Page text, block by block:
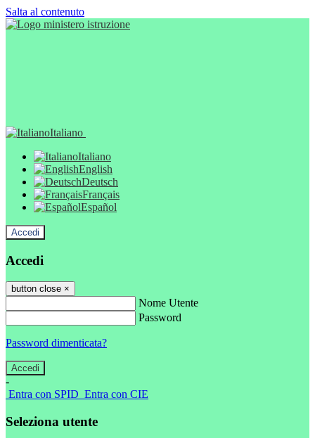
Salta al contenuto
Italiano
Italiano
English
Deutsch
Français
Español
Accedi
Accedi
button close ×
Nome Utente
Password
Password dimenticata?
-
Entra con SPID Entra con CIE
Seleziona utente